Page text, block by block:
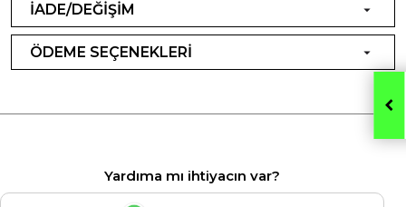
İADE/DEĞİŞİM
ÖDEME SEÇENEKLERİ
Yardıma mı ihtiyacın var?